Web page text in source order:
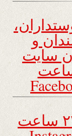
و
سایت
سایت ۲۴ ساعت